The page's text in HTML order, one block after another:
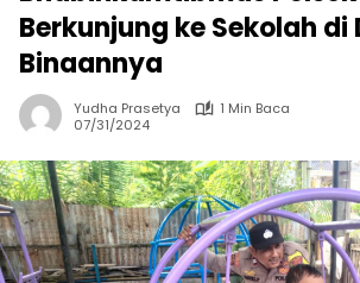
Berkunjung ke Sekolah di
Binaannya
Yudha Prasetya
1 Min Baca
07/31/2024